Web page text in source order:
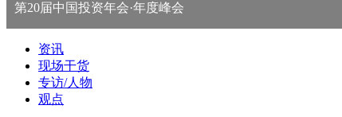
第20届中国投资年会·年度峰会
资讯
现场干货
专访/人物
观点